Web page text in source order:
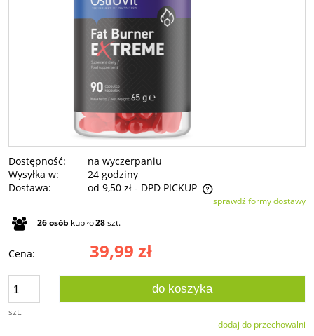
Dostępność:
na wyczerpaniu
Wysyłka w:
24 godziny
Dostawa:
od 9,50 zł - DPD PICKUP
Cena nie zawiera ewentualnych kosztów płatnościsprawdź formy dostawy
26osób kupiło28szt.
Cena: 39,99 zł
szt.
do koszyka
dodaj do przechowalni